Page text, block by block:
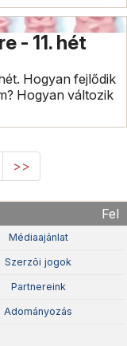
- 11. hét
Hogyan fejlődik
Hogyan változik
>>
Fel
Médiaajánlat
Szerzõi jogok
Partnereink
Adományozás